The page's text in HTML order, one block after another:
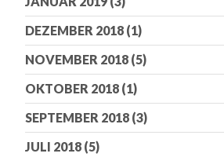
DEZEMBER 2018 (1)
NOVEMBER 2018 (5)
OKTOBER 2018 (1)
SEPTEMBER 2018 (3)
JULI 2018 (5)